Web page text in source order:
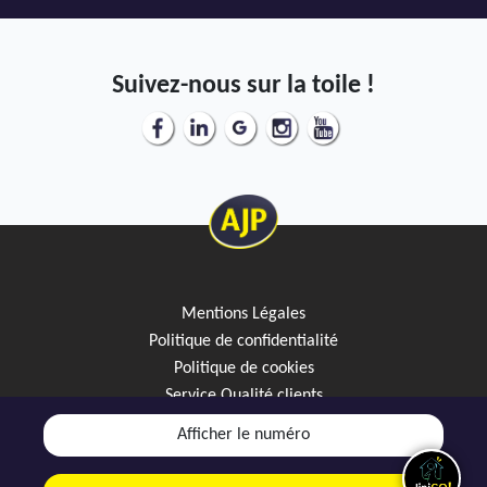
Afficher le numéro
Suivez-nous sur la toile !
Mentions Légales
Politique de confidentialité
Politique de cookies
Service Qualité clients
Créez votre alerte mail